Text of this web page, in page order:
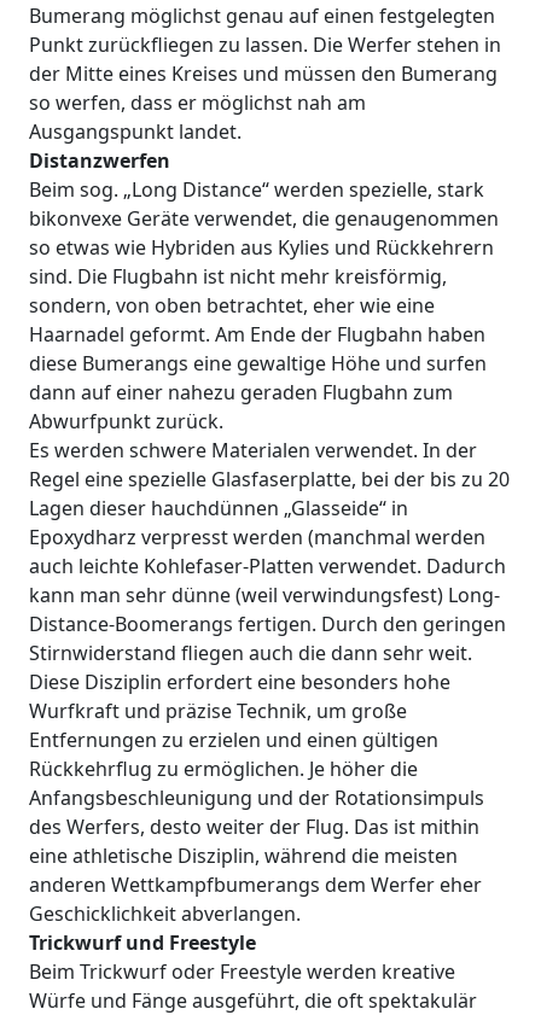
Bumerang möglichst genau auf einen festgelegten
Punkt zurückfliegen zu lassen. Die Werfer stehen in
der Mitte eines Kreises und müssen den Bumerang
so werfen, dass er möglichst nah am
Ausgangspunkt landet.
Distanzwerfen
Beim sog. „Long Distance“ werden spezielle, stark
bikonvexe Geräte verwendet, die genaugenommen
so etwas wie Hybriden aus Kylies und Rückkehrern
sind. Die Flugbahn ist nicht mehr kreisförmig,
sondern, von oben betrachtet, eher wie eine
Haarnadel geformt. Am Ende der Flugbahn haben
diese Bumerangs eine gewaltige Höhe und surfen
dann auf einer nahezu geraden Flugbahn zum
Abwurfpunkt zurück.
Es werden schwere Materialen verwendet. In der
Regel eine spezielle Glasfaserplatte, bei der bis zu 20
Lagen dieser hauchdünnen „Glasseide“ in
Epoxydharz verpresst werden (manchmal werden
auch leichte Kohlefaser-Platten verwendet. Dadurch
kann man sehr dünne (weil verwindungsfest) Long-
Distance-Boomerangs fertigen. Durch den geringen
Stirnwiderstand fliegen auch die dann sehr weit.
Diese Disziplin erfordert eine besonders hohe
Wurfkraft und präzise Technik, um große
Entfernungen zu erzielen und einen gültigen
Rückkehrflug zu ermöglichen. Je höher die
Anfangsbeschleunigung und der Rotationsimpuls
des Werfers, desto weiter der Flug. Das ist mithin
eine athletische Disziplin, während die meisten
anderen Wettkampfbumerangs dem Werfer eher
Geschicklichkeit abverlangen.
Trickwurf und Freestyle
Beim Trickwurf oder Freestyle werden kreative
Würfe und Fänge ausgeführt, die oft spektakulär